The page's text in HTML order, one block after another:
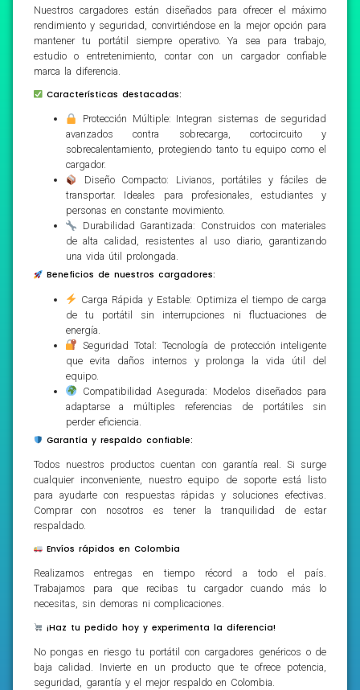
Nuestros cargadores están diseñados para ofrecer el máximo
rendimiento y seguridad, convirtiéndose en la mejor opción para
mantener tu portátil siempre operativo. Ya sea para trabajo,
estudio o entretenimiento, contar con un cargador confiable
marca la diferencia.
Características destacadas:
Protección Múltiple: Integran sistemas de seguridad
avanzados contra sobrecarga, cortocircuito y
sobrecalentamiento, protegiendo tanto tu equipo como el
cargador.
Diseño Compacto: Livianos, portátiles y fáciles de
transportar. Ideales para profesionales, estudiantes y
personas en constante movimiento.
Durabilidad Garantizada: Construidos con materiales
de alta calidad, resistentes al uso diario, garantizando
una vida útil prolongada.
Beneficios de nuestros cargadores:
Carga Rápida y Estable: Optimiza el tiempo de carga
de tu portátil sin interrupciones ni fluctuaciones de
energía.
Seguridad Total: Tecnología de protección inteligente
que evita daños internos y prolonga la vida útil del
equipo.
Compatibilidad Asegurada: Modelos diseñados para
adaptarse a múltiples referencias de portátiles sin
perder eficiencia.
Garantía y respaldo confiable:
Todos nuestros productos cuentan con garantía real. Si surge
cualquier inconveniente, nuestro equipo de soporte está listo
para ayudarte con respuestas rápidas y soluciones efectivas.
Comprar con nosotros es tener la tranquilidad de estar
respaldado.
Envíos rápidos en Colombia
Realizamos entregas en tiempo récord a todo el país.
Trabajamos para que recibas tu cargador cuando más lo
necesitas, sin demoras ni complicaciones.
¡Haz tu pedido hoy y experimenta la diferencia!
No pongas en riesgo tu portátil con cargadores genéricos o de
baja calidad. Invierte en un producto que te ofrece potencia,
seguridad, garantía y el mejor respaldo en Colombia.